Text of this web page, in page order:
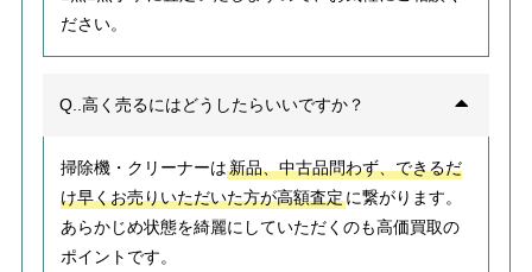
ださい。
Q..高く売るにはどうしたらいいですか？
掃除機・クリーナーは新品、中古品問わず、できるだ
け早くお売りいただいた方が高額査定に繋がります。
あらかじめ状態を綺麗にしていただくのも高価買取の
ポイントです。